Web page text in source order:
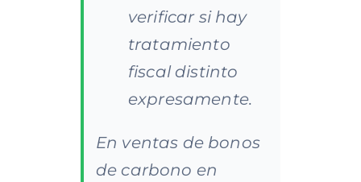
verificar si hay
tratamiento
fiscal distinto
expresamente.
En ventas de bonos
de carbono en